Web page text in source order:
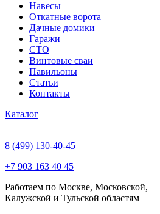
Навесы
Откатные ворота
Дачные домики
Гаражи
СТО
Винтовые сваи
Павильоны
Статьи
Контакты
Каталог
8 (499) 130-40-45
+7 903 163 40 45
Работаем по Москве, Московской,
Калужской и Тульской областям